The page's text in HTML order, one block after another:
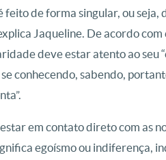
feito de forma singular, ou seja,
Jaqueline. De acordo com
deve estar atento ao seu
conhecendo, sabendo,
em contato direto com as
egoísmo ou indiferença,